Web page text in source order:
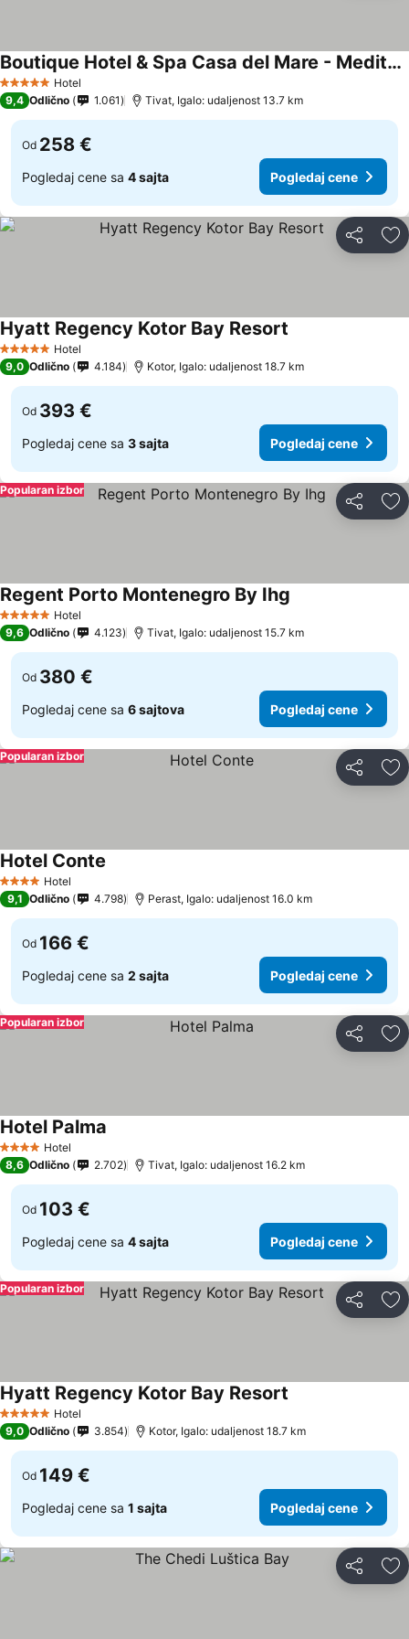
5 ZvezdiceHotel
Boutique Hotel & Spa Casa del Mare - Mediterraneo
9,4 Odlično 1.061 Tivat, Igalo: udaljenost 13.7 km
Od 258 €
Pogledaj cene sa 4 sajta Pogledaj cene
Deli
5 ZvezdiceHotel
Hyatt Regency Kotor Bay Resort
9,0 Odlično 4.184 Kotor, Igalo: udaljenost 18.7 km
Od 393 €
Pogledaj cene sa 3 sajta Pogledaj cene
Deli
Popularan izbor
5 ZvezdiceHotel
Regent Porto Montenegro By Ihg
9,6 Odlično 4.123 Tivat, Igalo: udaljenost 15.7 km
Od 380 €
Pogledaj cene sa 6 sajtova Pogledaj cene
Deli
Popularan izbor
4 ZvezdiceHotel
Hotel Conte
9,1 Odlično 4.798 Perast, Igalo: udaljenost 16.0 km
Od 166 €
Pogledaj cene sa 2 sajta Pogledaj cene
Deli
Popularan izbor
4 ZvezdiceHotel
Hotel Palma
8,6 Odlično 2.702 Tivat, Igalo: udaljenost 16.2 km
Od 103 €
Pogledaj cene sa 4 sajta Pogledaj cene
Deli
Popularan izbor
5 ZvezdiceHotel
Hyatt Regency Kotor Bay Resort
9,0 Odlično 3.854 Kotor, Igalo: udaljenost 18.7 km
Od 149 €
Pogledaj cene sa 1 sajta Pogledaj cene
Deli